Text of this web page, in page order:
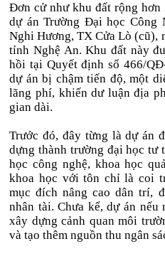
Đơn cử như khu đất rộng
dự án Trường Đại học Công
Nghi Hương, TX Cửa Lò (cũ),
tỉnh Nghệ An. Khu đất này
hồi tại Quyết định số 466/
dự án bị chậm tiến độ, một
lãng phí, khiến dư luận địa
gian dài.
Trước đó, đây từng là dự án
dựng thành trường đại học tư
học công nghệ, khoa học
khoa học với tôn chỉ là coi
mục đích nâng cao dân trí,
nhân tài. Chưa kể, dự án nếu
xây dựng cảnh quan môi
và tạo thêm nguồn thu ngân